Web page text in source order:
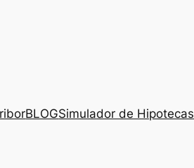
BLOGSimulador de Hipotecas